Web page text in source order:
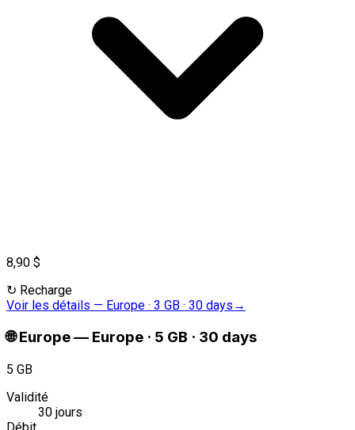
8,90 $
↻ Recharge
Voir les détails — Europe · 3 GB · 30 days →
🌐 Europe— Europe · 5 GB · 30 days
5 GB
Validité
30 jours
Débit